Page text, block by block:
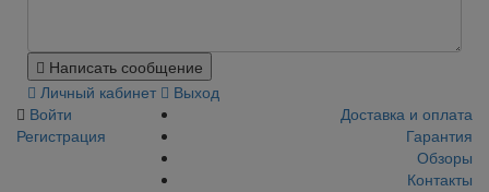
Написать сообщение
Личный кабинет
Выход
Войти
Регистрация
Доставка и оплата
Гарантия
Обзоры
Контакты